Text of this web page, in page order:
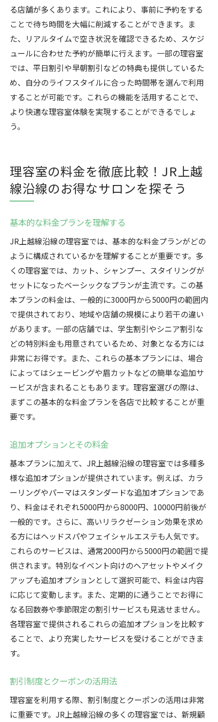
る店舗が多くあります。これにより、事前に予約をする
ことで待ち時間を大幅に削減することができます。ま
た、リアルタイムで空き状況を確認できるため、スケジ
ュールに合わせた予約が簡単に行えます。一部の理容室
では、平日割引や早朝割引などの特典も提供しているた
め、自分のライフスタイルに合った時間帯を選んで利用
することが可能です。これらの機能を活用することで、
より快適な理容室体験を実現することができるでしょ
う。
理容室の料金を徹底比較！JR上越
線沿線のお得なサロンを探そう
基本的な料金プランを理解する
JR上越線沿線の理容室では、基本的な料金プランがどの
ように構成されているかを理解することが重要です。多
くの理容室では、カット、シャンプー、スタイリングが
セットになったベーシックなプランが主流です。この基
本プランの料金は、一般的に3000円から5000円の範囲内
で提供されており、地域や店舗の規模により若干の違い
があります。一部の店舗では、学生割引やシニア割引な
どの特別料金も用意されているため、対象となる方には
非常にお得です。また、これらの基本プランには、場合
によってはシェービングや眉カットなどの簡単な追加サ
ービスが含まれることもあります。理容室選びの際は、
まずこの基本的な料金プランを各店で比較することが重
要です。
追加オプションとその料金
基本プランに加えて、JR上越線沿線の理容室では多種多
様な追加オプションが提供されています。例えば、カラ
ーリングやパーマはスタンダードな追加オプションであ
り、料金はそれぞれ5000円から8000円、10000円前後が
一般的です。さらに、高いリラクゼーション効果を求め
る方にはヘッドスパやフェイシャルエステも人気です。
これらのサービスは、通常2000円から5000円の範囲で提
供されます。特別なイベント向けのヘアセットやメイク
アップも追加オプションとして選択可能で、料金は内容
に応じて変動します。また、定期的に通うことでお得に
なる回数券や季節限定の割引サービスも見逃せません。
各理容室で提供されるこれらの追加オプションを比較す
ることで、より充実したサービスを受けることができま
す。
割引制度とクーポンの活用法
理容室を利用する際、割引制度とクーポンの活用は非常
に重要です。JR上越線沿線の多くの理容室では、新規顧